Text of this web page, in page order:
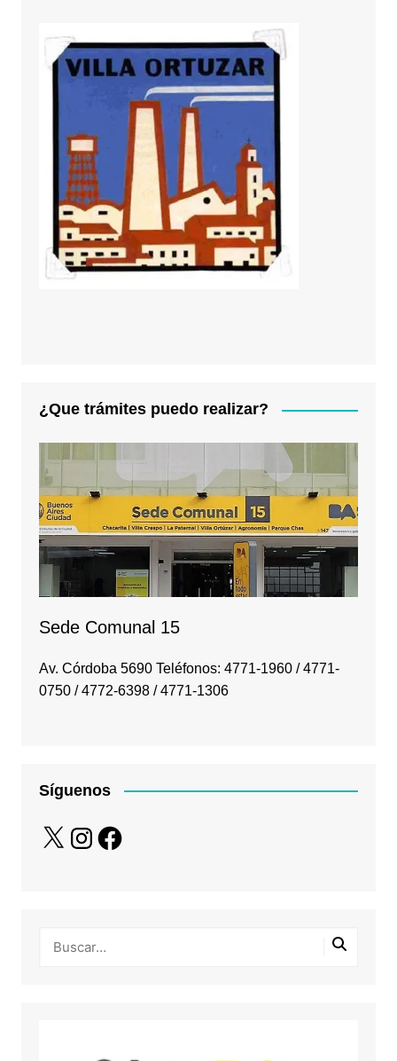
¿Que trámites puedo realizar?
Sede Comunal 15
Av. Córdoba 5690 Teléfonos: 4771-1960 / 4771-
0750 / 4772-6398 / 4771-1306
Síguenos
X InstagramFacebook